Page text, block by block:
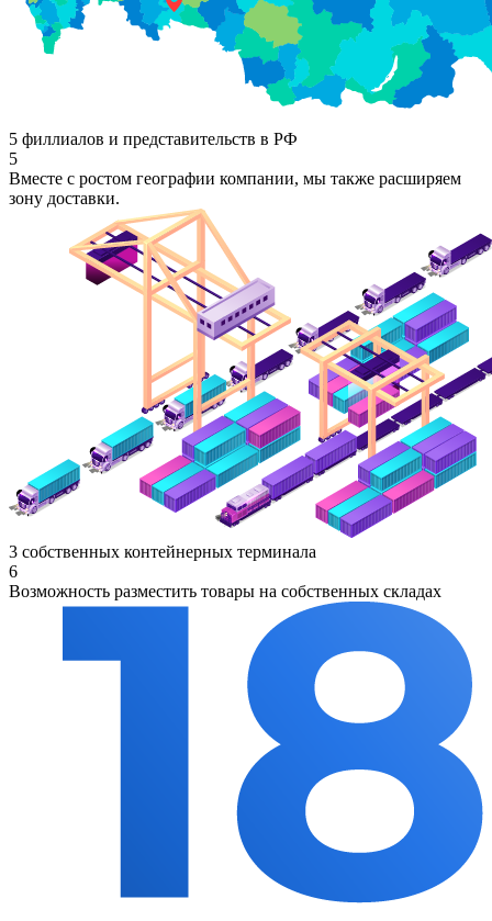
5 филлиалов и представительств в РФ
5
Вместе с ростом географии компании, мы также расширяем
зону доставки.
3 собственных контейнерных терминала
6
Возможность разместить товары на собственных складах